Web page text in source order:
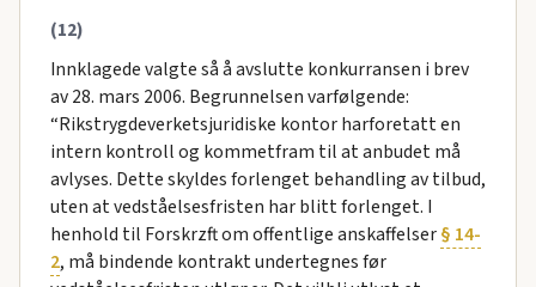
(12)
Innklagede valgte så å avslutte konkurransen i brev
av 28. mars 2006. Begrunnelsen varfølgende:
“Rikstrygdeverketsjuridiske kontor harforetatt en
intern kontroll og kommetfram til at anbudet må
avlyses. Dette skyldes forlenget behandling av tilbud,
uten at vedståelsesfristen har blitt forlenget. I
henhold til Forskrzft om offentlige anskaffelser§ 14-
2, må bindende kontrakt undertegnes før